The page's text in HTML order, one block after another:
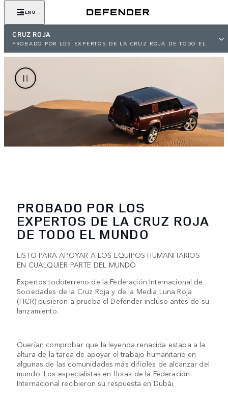
MENU
CRUZ ROJA
PROBADO POR LOS EXPERTOS DE LA CRUZ ROJA DE TODO EL
PROBADO POR LOS
EXPERTOS DE LA CRUZ ROJA
DE TODO EL MUNDO
LISTO PARA APOYAR A LOS EQUIPOS HUMANITARIOS
EN CUALQUIER PARTE DEL MUNDO
Expertos todoterreno de la Federación Internacional de
Sociedades de la Cruz Roja y de la Media Luna Roja
(FICR) pusieron a prueba el Defender incluso antes de su
lanzamiento.
Querían comprobar que la leyenda renacida estaba a la
altura de la tarea de apoyar el trabajo humanitario en
algunas de las comunidades más difíciles de alcanzar del
mundo. Los especialistas en flotas de la Federación
Internacional recibieron su respuesta en Dubái.